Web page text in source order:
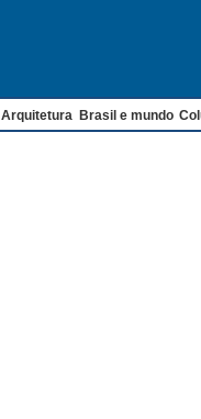
Arquitetura Brasil e mundo